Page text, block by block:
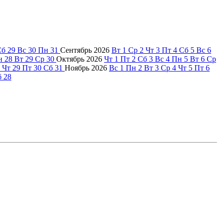
29 Вс 30 Пн 31 Сентябрь 2026 Вт 1 Ср 2 Чт 3 Пт 4 Сб 5 Вс 6
28 Вт 29 Ср 30 Октябрь 2026 Чт 1 Пт 2 Сб 3 Вс 4 Пн 5 Вт 6 Ср
Чт 29 Пт 30 Сб 31 Ноябрь 2026 Вс 1 Пн 2 Вт 3 Ср 4 Чт 5 Пт 6
28